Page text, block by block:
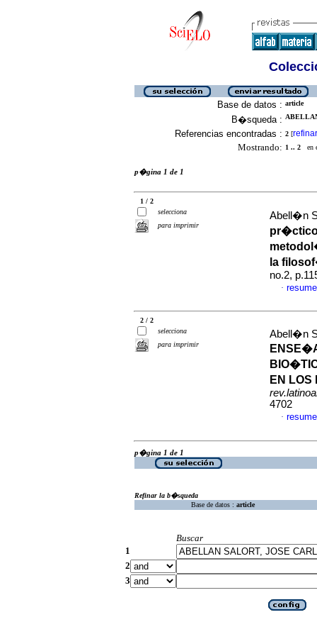
Base de datos : article
B�squeda :
Referencias encontradas : 2 [refinar
Mostrando: 1 .. 2 en
p�gina 1 de 1
1 / 2
selecciona
para imprimir
Abell�n
la
no.2,
·
2 / 2
selecciona
para imprimir
Abell�n
EN
4702
·
p�gina 1 de 1
Refinar la b�squeda
Base de datos : article
Buscar
1
2
3